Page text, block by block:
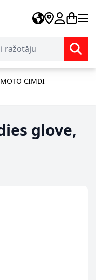
MOTO CIMDI
glove,